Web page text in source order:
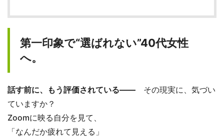
第一印象で“選ばれない”40代女性
へ。
話す前に、もう評価されている―― その現実に、気づい
ていますか？
Zoomに映る自分を見て、
「なんだか疲れて見える」